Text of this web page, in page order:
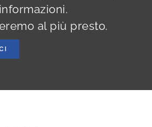
al più presto.